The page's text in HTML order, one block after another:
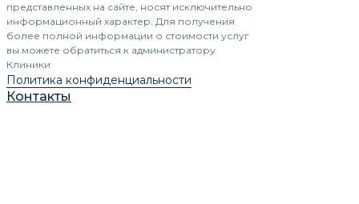
представленных на сайте, носят исключительно
информационный характер. Для получения
более полной информации о стоимости услуг
вы можете обратиться к администратору
Клиники
Политика конфиденциальности
Контакты